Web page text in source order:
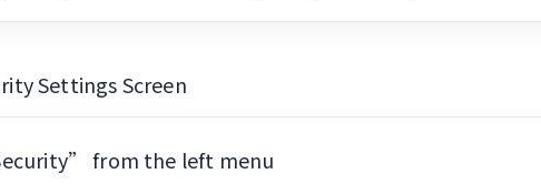
Settings Screen
from the left menu